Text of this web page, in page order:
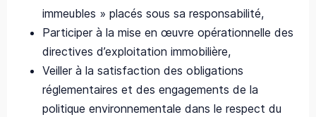
immeubles » placés sous sa responsabilité,
Participer à la mise en œuvre opérationnelle des
directives d’exploitation immobilière,
Veiller à la satisfaction des obligations
réglementaires et des engagements de la
politique environnementale dans le respect du